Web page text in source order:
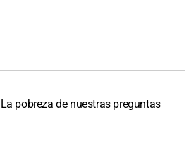
La pobreza de nuestras preguntas